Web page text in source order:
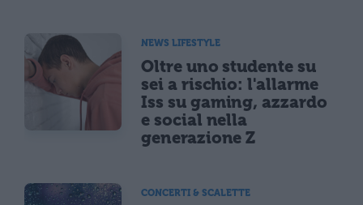
NEWS LIFESTYLE
Oltre uno studente su
sei a rischio: l'allarme
Iss su gaming, azzardo
e social nella
generazione Z
CONCERTI & SCALETTE